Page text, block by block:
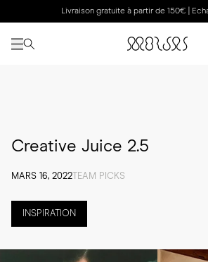
Livraison gratuite à partir de 150€ |
Creative Juice 2.5
MARS 16, 2022 TEAM PICKS
INSPIRATION